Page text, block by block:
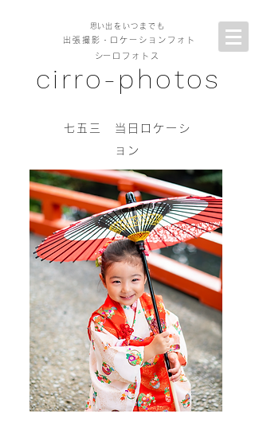
・ロケーションフォト
cirro-photos
出張撮影
​思い出をいつまでも
​シーロフォトス
七五三 当日ロケーシ
ョン